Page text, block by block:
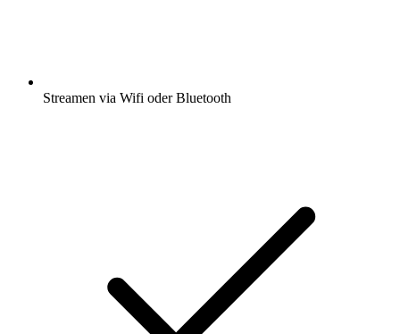
Streamen via Wifi oder Bluetooth